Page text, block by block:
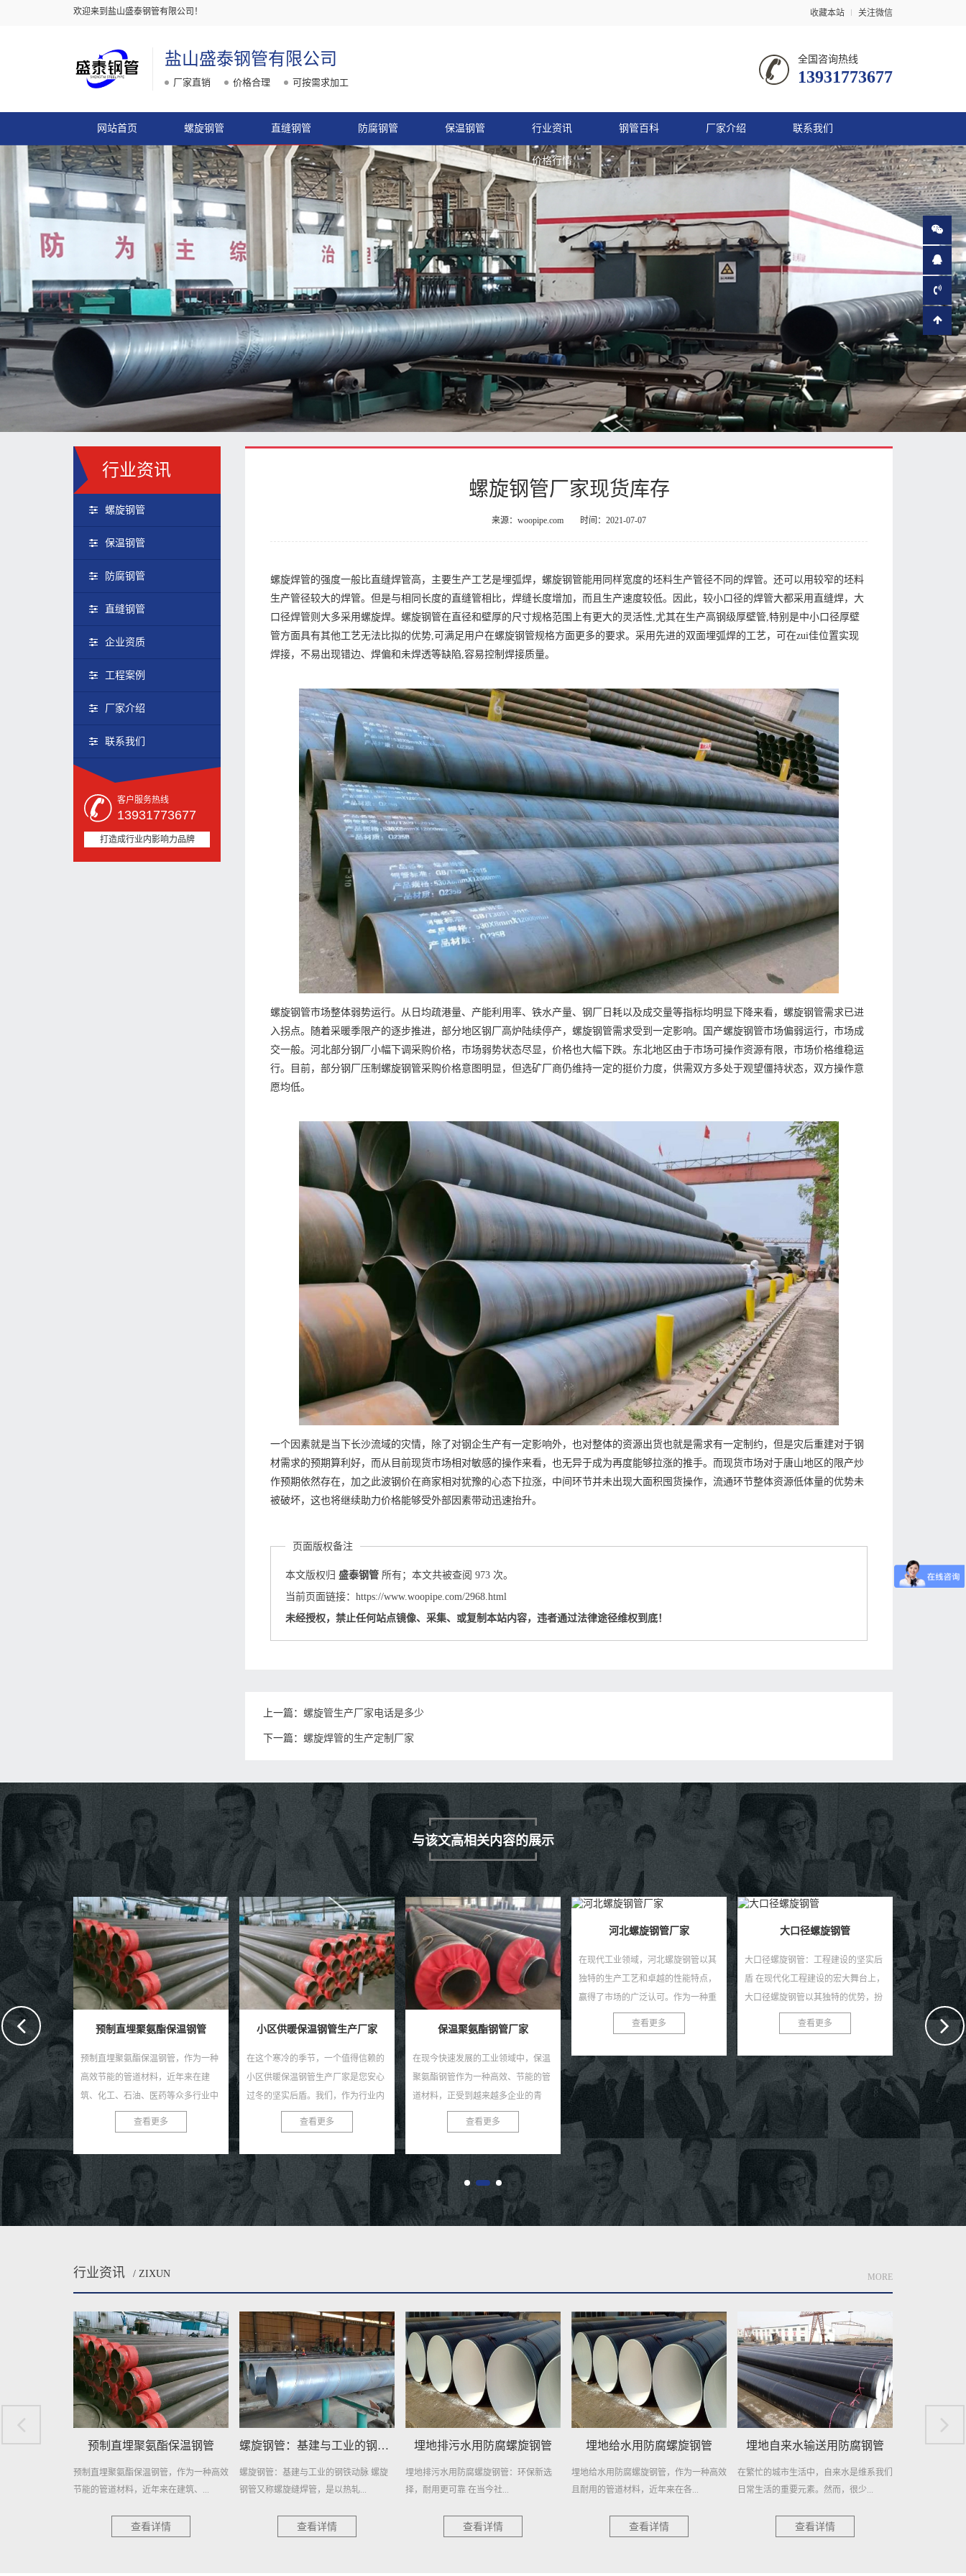
欢迎来到盐山盛泰钢管有限公司！ 收藏本站 关注微信
盐山盛泰钢管有限公司
厂家直销 价格合理 可按需求加工
全国咨询热线
13931773677
网站首页 螺旋钢管 直缝钢管 防腐钢管 保温钢管 行业资讯
价格行情
钢管百科 厂家介绍 联系我们
行业资讯
螺旋钢管
保温钢管
防腐钢管
直缝钢管
企业资质
工程案例
厂家介绍
联系我们
客户服务热线
13931773677
打造成行业内影响力品牌
螺旋钢管厂家现货库存
来源：woopipe.com 时间：2021-07-07
螺旋焊管的强度一般比直缝焊管高，主要生产工艺是埋弧焊，螺旋钢管能用同样宽度的坯料生产管径不同的焊管。还可以用较窄的坯料
生产管径较大的焊管。但是与相同长度的直缝管相比，焊缝长度增加，而且生产速度较低。因此，较小口径的焊管大都采用直缝焊，大
口径焊管则大多采用螺旋焊。螺旋钢管在直径和壁厚的尺寸规格范围上有更大的灵活性,尤其在生产高钢级厚壁管,特别是中小口径厚壁
管方面具有其他工艺无法比拟的优势,可满足用户在螺旋钢管规格方面更多的要求。采用先进的双面埋弧焊的工艺，可在zui佳位置实现
焊接，不易出现错边、焊偏和未焊透等缺陷,容易控制焊接质量。
螺旋钢管市场整体弱势运行。从日均疏港量、产能利用率、铁水产量、钢厂日耗以及成交量等指标均明显下降来看，螺旋钢管需求已进
入拐点。随着采暖季限产的逐步推进，部分地区钢厂高炉陆续停产，螺旋钢管需求受到一定影响。国产螺旋钢管市场偏弱运行，市场成
交一般。河北部分钢厂小幅下调采购价格，市场弱势状态尽显，价格也大幅下跌。东北地区由于市场可操作资源有限，市场价格维稳运
行。目前，部分钢厂压制螺旋钢管采购价格意图明显，但选矿厂商仍维持一定的挺价力度，供需双方多处于观望僵持状态，双方操作意
愿均低。
一个因素就是当下长沙流域的灾情，除了对钢企生产有一定影响外，也对整体的资源出货也就是需求有一定制约，但是灾后重建对于钢
材需求的预期算利好，而从目前现货市场相对敏感的操作来看，也无异于成为再度能够拉涨的推手。而现货市场对于唐山地区的限产炒
作预期依然存在，加之此波钢价在商家相对犹豫的心态下拉涨，中间环节并未出现大面积囤货操作，流通环节整体资源低体量的优势未
被破坏，这也将继续助力价格能够受外部因素带动迅速抬升。
页面版权备注
本文版权归盛泰钢管 所有；本文共被查阅 973 次。
当前页面链接：https://www.woopipe.com/2968.html
未经授权，禁止任何站点镜像、采集、或复制本站内容，违者通过法律途径维权到底！
上一篇：螺旋管生产厂家电话是多少
下一篇：螺旋焊管的生产定制厂家
与该文高相关内容的展示
温钢管
，作为一种
年来在建
众多行业中
管不仅具有
小区供暖保温钢管生产厂家
在这个寒冷的季节，一个值得信赖的
小区供暖保温钢管生产厂家是您安心
过冬的坚实后盾。我们，作为行业内
的佼佼者，致力于为您提供高质量、
高性能的供暖保温钢管，...
查看更多
保温聚氨酯钢管厂家
在现今快速发展的工业领域中，保温
聚氨酯钢管作为一种高效、节能的管
道材料，正受到越来越多企业的青
睐。作为专业的保温聚氨酯钢管厂
家，我们致力于为客户提供优...
查看更多
河北螺旋钢管厂家
在现代工业领域，河北螺旋钢管以其
独特的生产工艺和卓越的性能特点，
赢得了市场的广泛认可。作为一种重
气、化工、建筑、桥梁等诸...
查看更多
大口径螺旋钢管
大口径螺旋钢管：工程建设的坚实后
盾 在现代化工程建设的宏大舞台上，
大口径螺旋钢管以其独特的优势，扮
演着至关重要的角色。作为一种高性
能的金属管道材料，...
查看更多
作打桩管用螺旋钢管
随着建筑行业的不断发展，打桩工程
成为了建筑项目中的重要环节。为了
满足打桩工程的需求，我们推出了高
效、耐用、安全的作打桩管用螺旋钢
管。 作打桩管用...
螺旋钢管：
旋钢管又称螺
钢卷为原料
自动双丝双
材，焊缝呈
行业资讯 / ZIXUN MORE
温钢管 螺旋钢管：基建与工业的钢铁动脉
螺旋钢管：基建与工业的钢铁动脉 螺旋
钢管又称螺旋缝焊管，是以热轧...
查看详情
埋地排污水用防腐螺旋钢管
埋地排污水用防腐螺旋钢管：环保新选
择，耐用更可靠 在当今社...
查看详情
埋地给水用防腐螺旋钢管
埋地给水用防腐螺旋钢管，作为一种高效
且耐用的管道材料，近年来在各...
查看详情
埋地自来水输送用防腐钢管
在繁忙的城市生活中，自来水是维系我们
日常生活的重要元素。然而，很少...
查看详情
地埋供水用防腐螺旋钢管
地埋供水用防腐螺旋钢管——高效稳定，
持久耐用 在现代城市供水系统中...
查看详情
城市